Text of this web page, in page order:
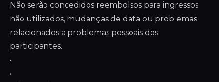
Não serão concedidos reembolsos para ingressos
não utilizados, mudanças de data ou problemas
relacionados a problemas pessoais dos
participantes.
•
•